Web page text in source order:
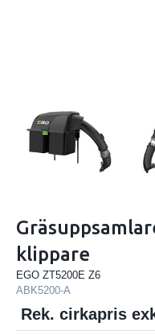
klippare
EGO ZT5200E Z6
ABK5200-A
Rek. cirkapris